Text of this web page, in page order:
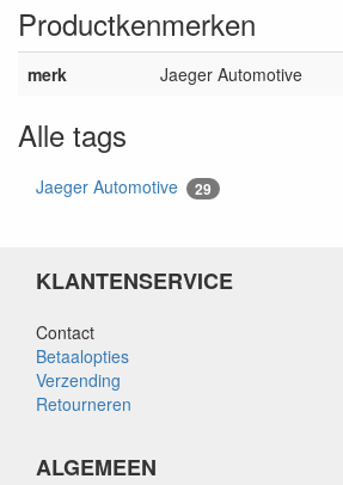
Productkenmerken
merk Jaeger Automotive
Alle tags
Jaeger Automotive 29
KLANTENSERVICE
Contact
Betaalopties
Verzending
Retourneren
ALGEMEEN